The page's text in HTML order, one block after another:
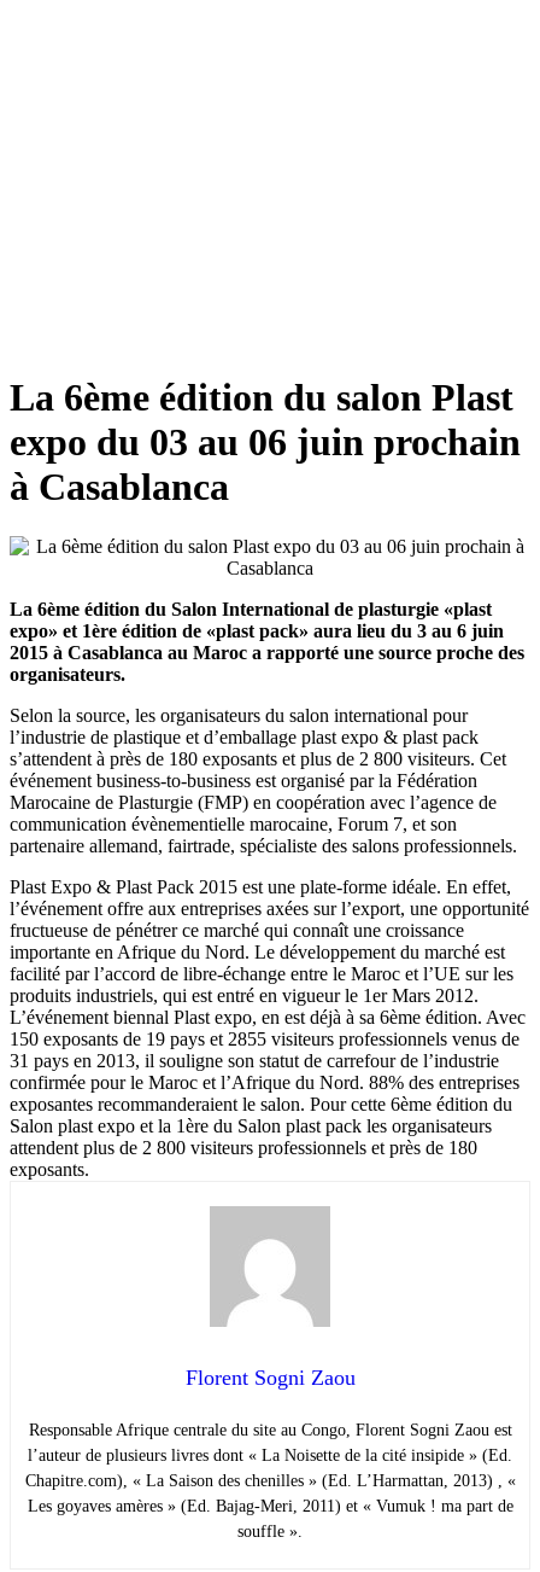
La 6ème édition du salon Plast
expo du 03 au 06 juin prochain
à Casablanca
La 6ème édition du Salon International de plasturgie «plast
expo» et 1ère édition de «plast pack» aura lieu du 3 au 6 juin
2015 à Casablanca au Maroc a rapporté une source proche des
organisateurs.
Selon la source, les organisateurs du salon international pour
l’industrie de plastique et d’emballage plast expo & plast pack
s’attendent à près de 180 exposants et plus de 2 800 visiteurs. Cet
événement business-to-business est organisé par la Fédération
Marocaine de Plasturgie (FMP) en coopération avec l’agence de
communication évènementielle marocaine, Forum 7, et son
partenaire allemand, fairtrade, spécialiste des salons professionnels.
Plast Expo & Plast Pack 2015 est une plate-forme idéale. En effet,
l’événement offre aux entreprises axées sur l’export, une opportunité
fructueuse de pénétrer ce marché qui connaît une croissance
importante en Afrique du Nord. Le développement du marché est
facilité par l’accord de libre-échange entre le Maroc et l’UE sur les
produits industriels, qui est entré en vigueur le 1er Mars 2012.
L’événement biennal Plast expo, en est déjà à sa 6ème édition. Avec
150 exposants de 19 pays et 2855 visiteurs professionnels venus de
31 pays en 2013, il souligne son statut de carrefour de l’industrie
confirmée pour le Maroc et l’Afrique du Nord. 88% des entreprises
exposantes recommanderaient le salon. Pour cette 6ème édition du
Salon plast expo et la 1ère du Salon plast pack les organisateurs
attendent plus de 2 800 visiteurs professionnels et près de 180
exposants.
Florent Sogni Zaou
Responsable Afrique centrale du site au Congo, Florent Sogni Zaou est
l’auteur de plusieurs livres dont « La Noisette de la cité insipide » (Ed.
Chapitre.com), « La Saison des chenilles » (Ed. L’Harmattan, 2013) , «
Les goyaves amères » (Ed. Bajag-Meri, 2011) et « Vumuk ! ma part de
souffle ».